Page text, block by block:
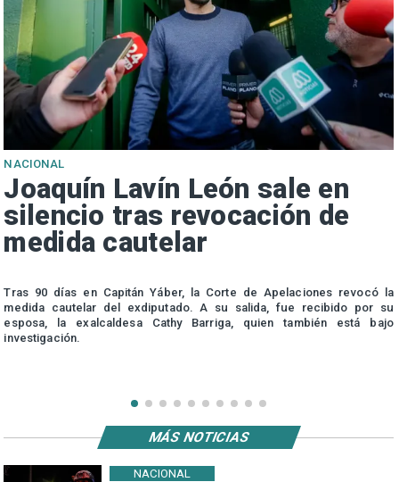
NACIONAL
Joaquín Lavín León sale en
silencio tras revocación de
medida cautelar
Tras 90 días en Capitán Yáber, la Corte de Apelaciones revocó la
medida cautelar del exdiputado. A su salida, fue recibido por su
esposa, la exalcaldesa Cathy Barriga, quien también está bajo
investigación.
NACIONAL
MÁS NOTICIAS